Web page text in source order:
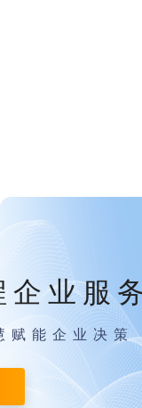
企业服
赋能企业决策